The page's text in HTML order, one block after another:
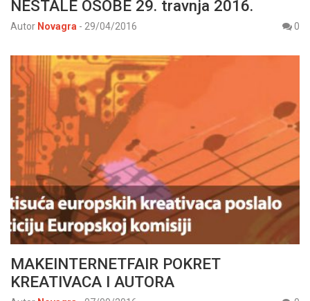
NESTALE OSOBE 29. travnja 2016.
Autor Novagra - 29/04/2016 0
MAKEINTERNETFAIR POKRET
KREATIVACA I AUTORA